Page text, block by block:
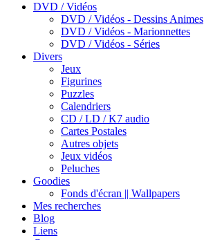
DVD / Vidéos
DVD / Vidéos - Dessins Animes
DVD / Vidéos - Marionnettes
DVD / Vidéos - Séries
Divers
Jeux
Figurines
Puzzles
Calendriers
CD / LD / K7 audio
Cartes Postales
Autres objets
Jeux vidéos
Peluches
Goodies
Fonds d'écran || Wallpapers
Mes recherches
Blog
Liens